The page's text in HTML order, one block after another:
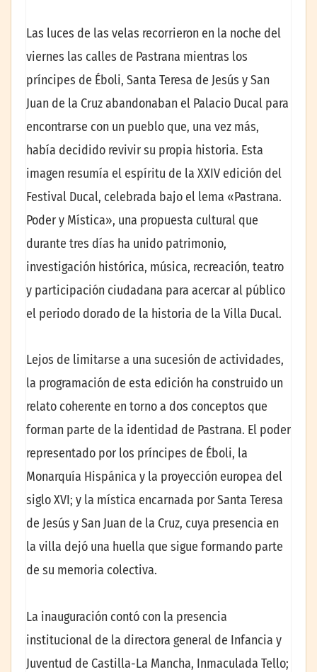
Las luces de las velas recorrieron en la noche del
viernes las calles de Pastrana mientras los
príncipes de Éboli, Santa Teresa de Jesús y San
Juan de la Cruz abandonaban el Palacio Ducal para
encontrarse con un pueblo que, una vez más,
había decidido revivir su propia historia. Esta
imagen resumía el espíritu de la XXIV edición del
Festival Ducal, celebrada bajo el lema «Pastrana.
Poder y Mística», una propuesta cultural que
durante tres días ha unido patrimonio,
investigación histórica, música, recreación, teatro
y participación ciudadana para acercar al público
el periodo dorado de la historia de la Villa Ducal.
Lejos de limitarse a una sucesión de actividades,
la programación de esta edición ha construido un
relato coherente en torno a dos conceptos que
forman parte de la identidad de Pastrana. El poder
representado por los príncipes de Éboli, la
Monarquía Hispánica y la proyección europea del
siglo XVI; y la mística encarnada por Santa Teresa
de Jesús y San Juan de la Cruz, cuya presencia en
la villa dejó una huella que sigue formando parte
de su memoria colectiva.
La inauguración contó con la presencia
institucional de la directora general de Infancia y
Juventud de Castilla-La Mancha, Inmaculada Tello;